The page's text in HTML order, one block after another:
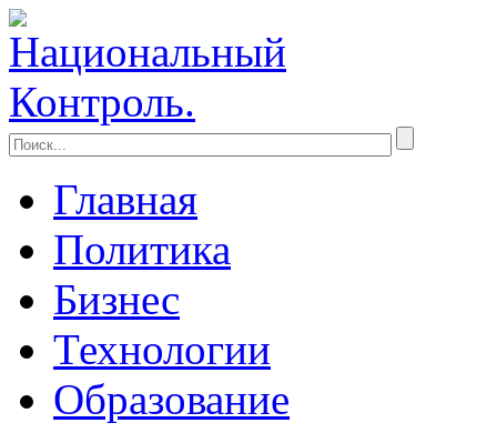
Главная
Политика
Бизнес
Технологии
Образование